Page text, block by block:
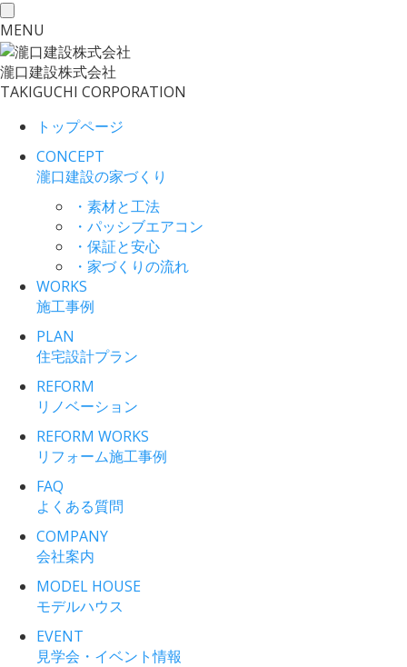
toggle
navigation
MENU
瀧口建設株式会社
TAKIGUCHI CORPORATION
トップページ
CONCEPT
瀧口建設の家づくり
・素材と工法
・パッシブエアコン
・保証と安心
・家づくりの流れ
WORKS
施工事例
PLAN
住宅設計プラン
REFORM
リノベーション
REFORM WORKS
リフォーム施工事例
FAQ
よくある質問
COMPANY
会社案内
MODEL HOUSE
モデルハウス
EVENT
見学会・イベント情報